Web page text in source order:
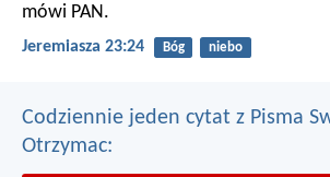
mówi PAN.
Jeremiasza 23:24 Bóg niebo
Codziennie jeden cytat z Pisma
Otrzymac: